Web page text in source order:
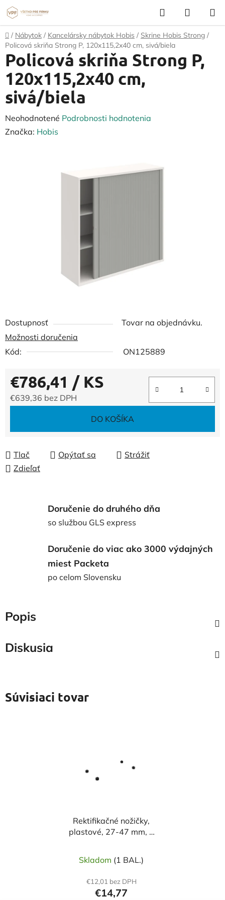
Prejsť
na
obsah
Hľadať
KOŠÍK
Domov
/ Nábytok / Kancelársky nábytok Hobis / Skrine Hobis Strong /
Policová skriňa Strong P, 120x115,2x40 cm, sivá/biela
Dostupnosť
Tovar na objednávku.
Možnosti doručenia
Kód:
ON125889
€786,41 / KS
€639,36 bez DPH
DO KOŠÍKA
Tlač Opýtať sa
Strážiť
Zdieľať
Policová skriňa Strong P,
120x115,2x40 cm,
sivá/biela
Priemerné
hodnotenie
Neohodnotené Podrobnosti hodnotenia
Značka: Hobis
Doručenie do druhého dňa
so službou GLS express
Doručenie do viac ako 3000 výdajných
miest Packeta
po celom Slovensku
Popis
Diskusia
Súvisiaci tovar
Rektifikačné nožičky,
plastové, 27-47 mm, 4
Skladom (1 BAL.)
€12,01 bez DPH
€14,77